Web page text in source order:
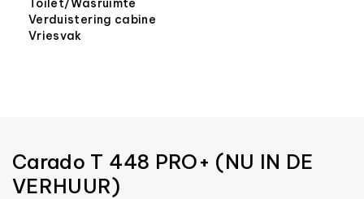
Verduistering cabine
Vriesvak
Carado T 448 PRO+ (NU IN DE
VERHUUR)